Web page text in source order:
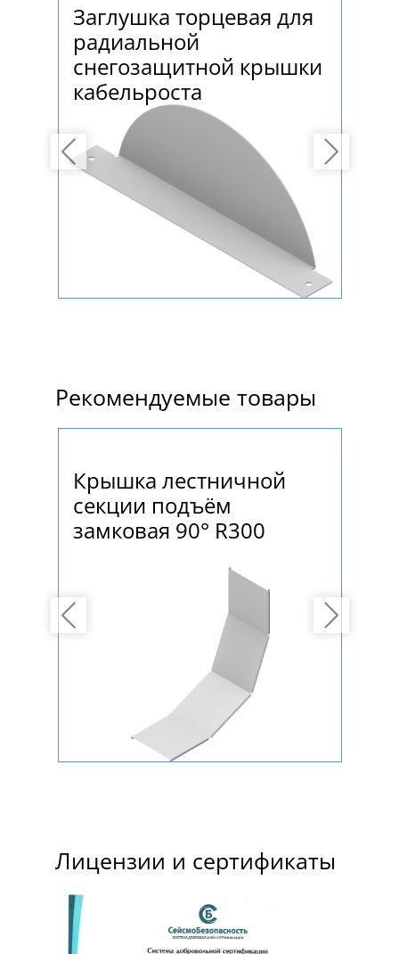
Previous
Заглушка торцевая для
радиальной
снегозащитной крышки
кабельроста
Next
Рекомендуемые товары
Previous
Крышка лестничной
секции подъём
замковая 90° R300
Next
Лицензии и сертификаты